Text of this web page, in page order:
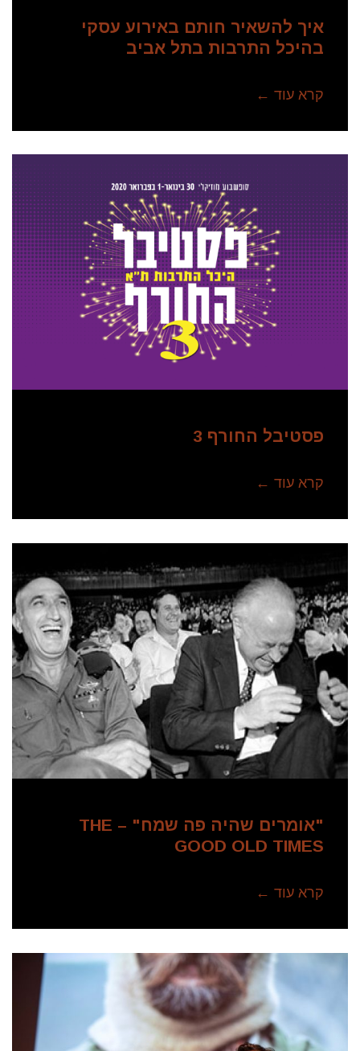
איך להשאיר חותם באירוע עסקי
בהיכל התרבות בתל אביב
קרא עוד ←
פסטיבל החורף 3
קרא עוד ←
"אומרים שהיה פה שמח" – THE
GOOD OLD TIMES
קרא עוד ←